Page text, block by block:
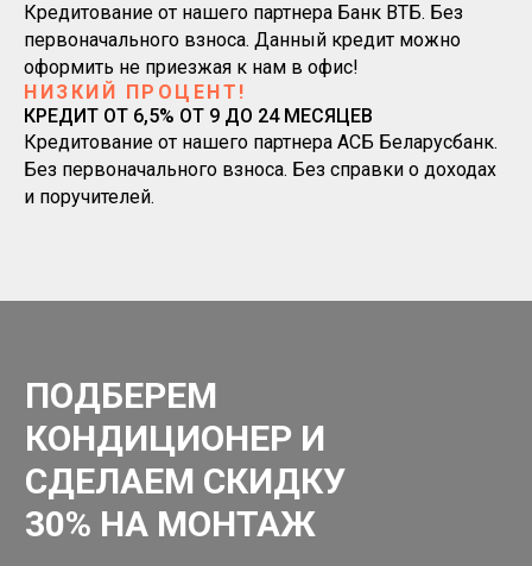
Кредитование от нашего партнера Банк ВТБ. Без
первоначального взноса. Данный кредит можно
оформить не приезжая к нам в офис!
НИЗКИЙ ПРОЦЕНТ!
КРЕДИТ ОТ 6,5% ОТ 9 ДО 24 МЕСЯЦЕВ
Кредитование от нашего партнера АСБ Беларусбанк.
Без первоначального взноса. Без справки о доходах
и поручителей.
ПОДБЕРЕМ
КОНДИЦИОНЕР И
СДЕЛАЕМ СКИДКУ
30% НА МОНТАЖ